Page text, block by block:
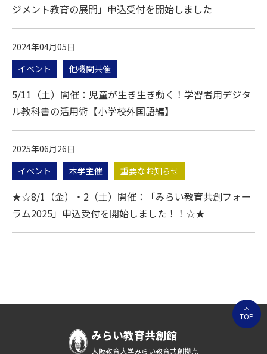
ジメント教育の展開」申込受付を開始しました
2024年04月05日
イベント
他機関共催
5/11（土）開催：児童が生き生き動く！学習者用デジタ
ル教科書の活用術【小学校外国語編】
2025年06月26日
イベント
本学主催 重要なお知らせ
★☆8/1（金）・2（土）開催：「みらい教育共創フォー
ラム2025」申込受付を開始しました！！☆★
TOP
みらい教育共創館
大阪教育大学みらい教育共創拠点